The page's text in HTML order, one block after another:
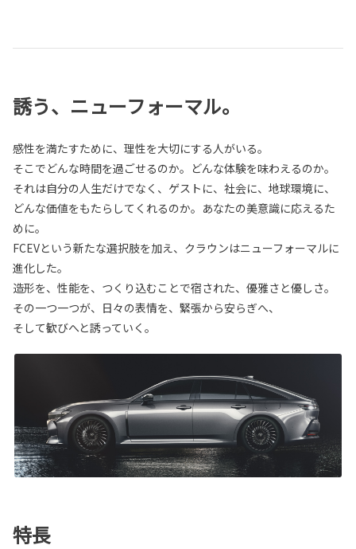
誘う、ニューフォーマル。
感性を満たすために、理性を大切にする人がいる。
そこでどんな時間を過ごせるのか。どんな体験を味わえるのか。
それは自分の人生だけでなく、ゲストに、社会に、地球環境に、
どんな価値をもたらしてくれるのか。あなたの美意識に応えるた
めに。
FCEVという新たな選択肢を加え、クラウンはニューフォーマルに
進化した。
造形を、性能を、つくり込むことで宿された、優雅さと優しさ。
その一つ一つが、日々の表情を、緊張から安らぎへ、
そして歓びへと誘っていく。
特長